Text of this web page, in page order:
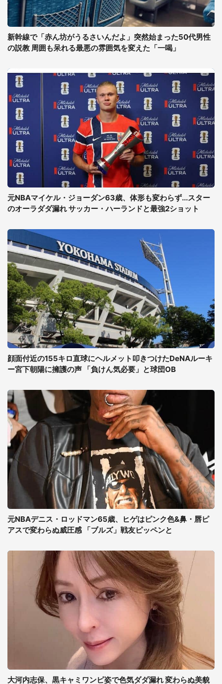
新幹線で「赤ん坊がうるさいんだよ」突然始まった50代男性
の説教 周囲も呆れる最悪の雰囲気を変えた「一喝」
元NBAマイケル・ジョーダン63歳、体形も変わらず...スター
のオーラダダ漏れ サッカー・ハーランドと最強2ショット
顔面付近の155キロ直球にヘルメット叩きつけたDeNAルーキ
ー宮下朝陽に擁護の声 「負けん気必要」と球団OB
元NBAデニス・ロッドマン65歳、ヒゲはピンク色&鼻・唇ピ
アスで変わらぬ威圧感 「ブルズ」戦友ピッペンと
大河内志保、黒キャミワンピ姿で色気ダダ漏れ 変わらぬ美貌